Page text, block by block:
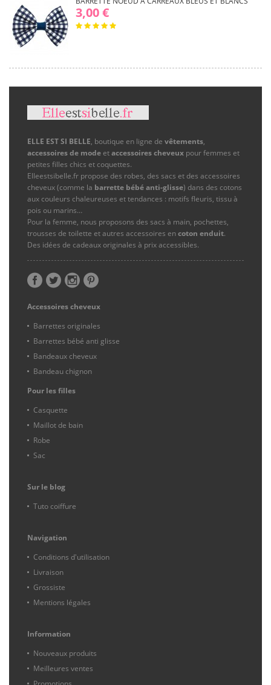
3,00 €
ELLE EST SI BELLE, boutique en ligne de vêtements,
accessoires de mode etaccessoires cheveux pour femmes et
petites filles chics et coquettes.
Elleestsibelle.fr propose des robes, des sacs et des accessoires
cheveux (comme la barrette bébé anti-glisse) dans des cotons
aux couleurs chaleureuses et tendances : motifs fleuris, tissu à
pois ou marins…
Pour la femme, nous proposons des sacs à main, pochettes,
trousses de toilette et autres accessoires encoton enduit.
Des idées de cadeaux originales à prix accessibles.
Accessoires cheveux
Barrettes originales
Barrettes bébé anti glisse
Bandeaux cheveux
Bandeau chignon
Pour les filles
Casquette
Maillot de bain
Robe
Sac
Sur le blog
Tuto coiffure
Navigation
Conditions d'utilisation
Livraison
Grossiste
Mentions légales
Information
Nouveaux produits
Meilleures ventes